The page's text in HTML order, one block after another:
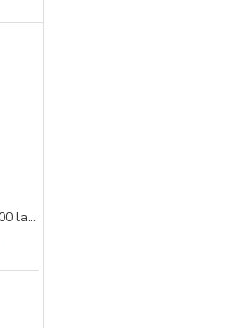
RIMMEL 60 seconds 300 lak za nokte